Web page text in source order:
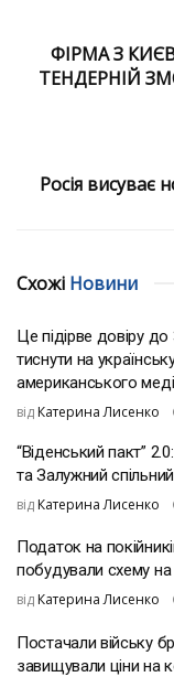
ФІРМА З
ТЕНДЕРНІЙ
Росія висуває
Схожі Новини
Це підірве довіру
тиснути на
американського
від Катерина Лисенко
“Віденський пакт”
та Залужний
від Катерина Лисенко
Податок на
побудували схему
від Катерина Лисенко
Постачали війську
завищували ціни на